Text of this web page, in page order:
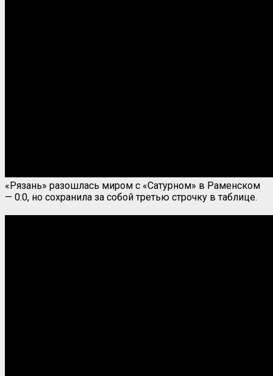
«Рязань» разошлась миром с «Сатурном» в Раменском
— 0:0, но сохранила за собой третью строчку в таблице.